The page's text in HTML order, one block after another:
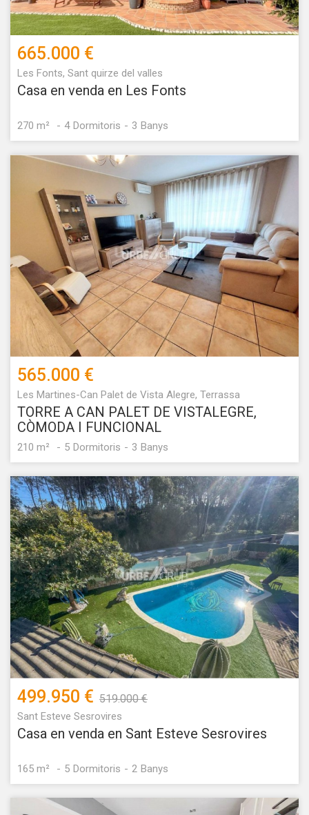
665.000 €
Les Fonts, Sant quirze del valles
Casa en venda en Les Fonts
270 m² 4 Dormitoris 3 Banys
565.000 €
Les Martines-Can Palet de Vista Alegre, Terrassa
TORRE A CAN PALET DE VISTALEGRE,
CÒMODA I FUNCIONAL
210 m² 5 Dormitoris 3 Banys
499.950 € 519.000 €
Sant Esteve Sesrovires
Casa en venda en Sant Esteve Sesrovires
165 m² 5 Dormitoris 2 Banys